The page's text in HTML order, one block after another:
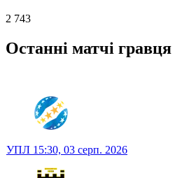
2 743
Останні матчі гравця
УПЛ 15:30, 03 серп. 2026